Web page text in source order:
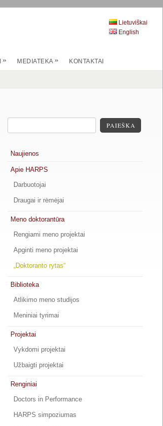
Lietuviškai
English
» MEDIATEKA » KONTAKTAI
PAIEŠKA
Naujienos
Apie HARPS
Darbuotojai
Draugai ir rėmėjai
Meno doktorantūra
Rengiami meno projektai
Apginti meno projektai
„Doktoranto rytas“
Biblioteka
Atlikimo meno studijos
Meniniai tyrimai
Projektai
Vykdomi projektai
Užbaigti projektai
Renginiai
Doctors in Performance
HARPS simpoziumas